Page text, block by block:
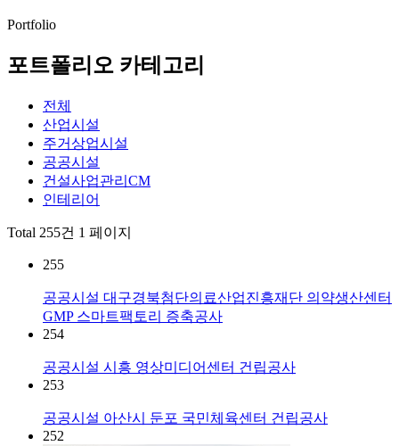
Portfolio
포트폴리오 카테고리
전체
산업시설
주거상업시설
공공시설
건설사업관리CM
인테리어
Total 255건 1 페이지
255
공공시설 대구경북첨단의료산업진흥재단 의약생산센터
GMP 스마트팩토리 증축공사
254
공공시설 시흥 영상미디어센터 건립공사
253
공공시설 아산시 둔포 국민체육센터 건립공사
252